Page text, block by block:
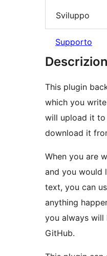
Sviluppo
Supporto
This plugin
which you
will upload it
download it
When you are
and you would
text, you can
anything
you always will
GitHub.